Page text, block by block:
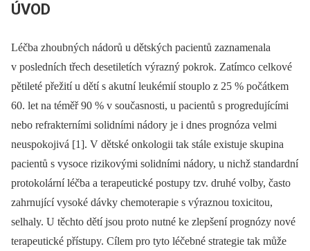
ÚVOD
Léčba zhoubných nádorů u dětských pacientů zaznamenala
v posledních třech desetiletích výrazný pokrok. Zatímco celkové
pětileté přežití u dětí s akutní leukémií stouplo z 25 % počátkem
60. let na téměř 90 % v současnosti, u pacientů s progredujícími
nebo refrakterními solidními nádory je i dnes prognóza velmi
neuspokojivá [1]. V dětské onkologii tak stále existuje skupina
pacientů s vysoce rizikovými solidními nádory, u nichž standardní
protokolární léčba a terapeutické postupy tzv. druhé volby, často
zahrnující vysoké dávky chemoterapie s výraznou toxicitou,
selhaly. U těchto dětí jsou proto nutné ke zlepšení prognózy nové
terapeutické přístupy. Cílem pro tyto léčebné strategie tak může